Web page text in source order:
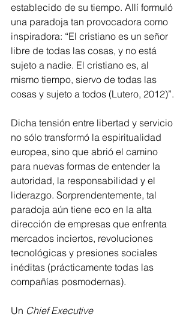
establecido de su tiempo. Allí formuló
una paradoja tan provocadora como
inspiradora: “El cristiano es un señor
libre de todas las cosas, y no está
sujeto a nadie. El cristiano es, al
mismo tiempo, siervo de todas las
cosas y sujeto a todos (Lutero, 2012)”.
Dicha tensión entre libertad y servicio
no sólo transformó la espiritualidad
europea, sino que abrió el camino
para nuevas formas de entender la
autoridad, la responsabilidad y el
liderazgo. Sorprendentemente, tal
paradoja aún tiene eco en la alta
dirección de empresas que enfrenta
mercados inciertos, revoluciones
tecnológicas y presiones sociales
inéditas (prácticamente todas las
compañías posmodernas).
Un Chief Executive